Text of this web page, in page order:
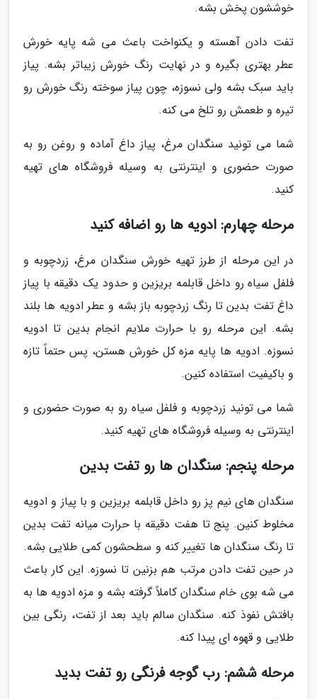
خوششون پخش بشه.
تفت دادن آهسته و یکنواخت باعث می شه پایه خورش
عطر بهتری بگیره و در نهایت رنگ خورش زیباتر بشه. پیاز
باید سبک بشه ولی نسوزه، چون پیاز سوخته رنگ خورش رو
تیره و طعمش رو تلخ می کنه.
شما می تونید سنگدان مرغ، پیاز داغ آماده و روغن رو به
صورت حضوری و اینترنتی به وسیله فروشگاه های تهیه
کنید.
مرحله چهارم: ادویه ها رو اضافه کنید
در این مرحله از طرز تهیه خورش سنگدان مرغ، زردچوبه و
فلفل سیاه رو داخل قابلمه بریزین و حدود یک دقیقه با پیاز
داغ تفت بدین تا رنگ زردچوبه باز بشه و عطر ادویه ها بلند
بشه. این مرحله رو با حرارت ملایم انجام بدین تا ادویه
نسوزه. ادویه ها پایه مزه کل خورش هستن، پس حتماً تازه
و باکیفیت استفاده کنین.
شما می تونید زردچوبه و فلفل سیاه رو به صورت حضوری و
اینترنتی به وسیله فروشگاه های تهیه کنید.
مرحله پنجم: سنگدان ها رو تفت بدین
سنگدان های نیم پز رو داخل قابلمه بریزین و با پیاز و ادویه
مخلوط کنین. پنج تا هفت دقیقه با حرارت میانه تفت بدین
تا رنگ سنگدان ها تغییر کنه و سطحشون کمی طلایی بشه.
در حین تفت دادن مرتب هم بزنین تا نسوزه. این کار باعث
می شه بوی خام سنگدان کاملاً گرفته بشه و مزه ادویه ها به
بافتش نفوذ کنه. سنگدان سالم باید بعد از تفت، رنگی بین
طلایی و قهوه ای پیدا کنه.
مرحله ششم: رب گوجه فرنگی رو تفت بدید